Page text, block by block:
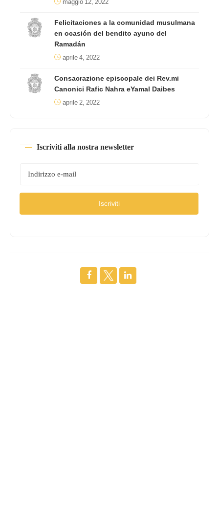
Felicitaciones a la comunidad musulmana
en ocasión del bendito ayuno del
Ramadán
aprile 4, 2022
Consacrazione episcopale dei Rev.mi
Canonici Rafic Nahra eYamal Daibes
aprile 2, 2022
Iscriviti alla nostra newsletter
Iscriviti